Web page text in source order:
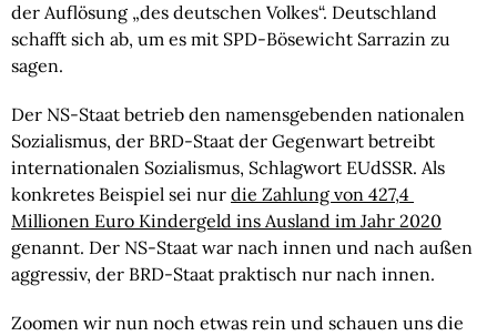
der Auflösung „des deutschen Volkes“. Deutschland
schafft sich ab, um es mit SPD-Bösewicht Sarrazin zu
sagen.
Der NS-Staat betrieb den namensgebenden nationalen
Sozialismus, der BRD-Staat der Gegenwart betreibt
internationalen Sozialismus, Schlagwort EUdSSR. Als
konkretes Beispiel sei nur die Zahlung von 427,4
Millionen Euro Kindergeld ins Ausland im Jahr 2020
genannt. Der NS-Staat war nach innen und nach außen
aggressiv, der BRD-Staat praktisch nur nach innen.
Zoomen wir nun noch etwas rein und schauen uns die